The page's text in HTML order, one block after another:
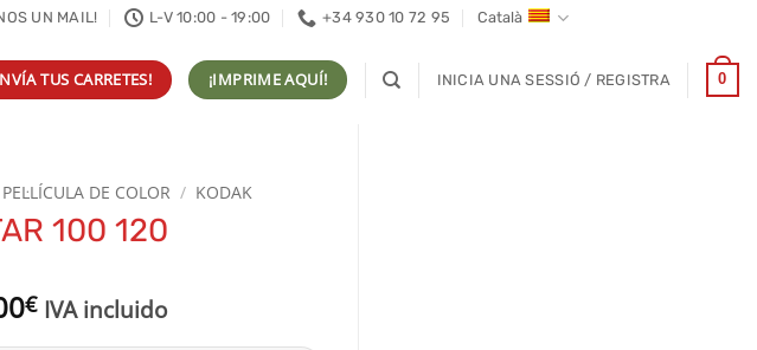
UN MAIL! L-V 10:00 - 19:00 +34 930 10 72 95 Català
TUS CARRETES! ¡IMPRIME AQUÍ! INICIA UNA SESSIÓ / REGISTRA 0
PEL·LÍCULA DE COLOR / KODAK
100 120
€Interval
IVA incluido